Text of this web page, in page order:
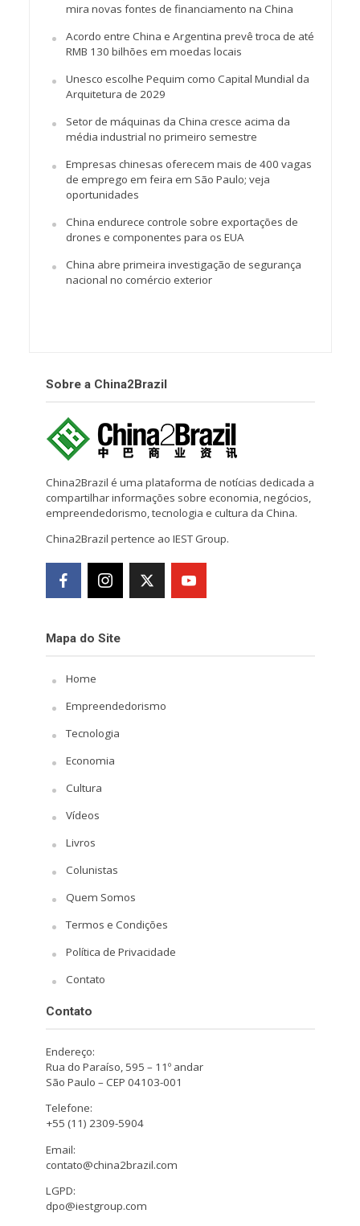
mira novas fontes de financiamento na China
Acordo entre China e Argentina prevê troca de até
RMB 130 bilhões em moedas locais
Unesco escolhe Pequim como Capital Mundial da
Arquitetura de 2029
Setor de máquinas da China cresce acima da
média industrial no primeiro semestre
Empresas chinesas oferecem mais de 400 vagas
de emprego em feira em São Paulo; veja
oportunidades
China endurece controle sobre exportações de
drones e componentes para os EUA
China abre primeira investigação de segurança
nacional no comércio exterior
Sobre a China2Brazil
China2Brazil é uma plataforma de notícias dedicada a
compartilhar informações sobre economia, negócios,
empreendedorismo, tecnologia e cultura da China.
China2Brazil pertence ao IEST Group.
Mapa do Site
Home
Empreendedorismo
Tecnologia
Economia
Cultura
Vídeos
Livros
Colunistas
Quem Somos
Termos e Condições
Política de Privacidade
Contato
Contato
Endereço:
Rua do Paraíso, 595 – 11º andar
São Paulo – CEP 04103-001
Telefone:
+55 (11) 2309-5904
Email:
contato@china2brazil.com
LGPD:
dpo@iestgroup.com